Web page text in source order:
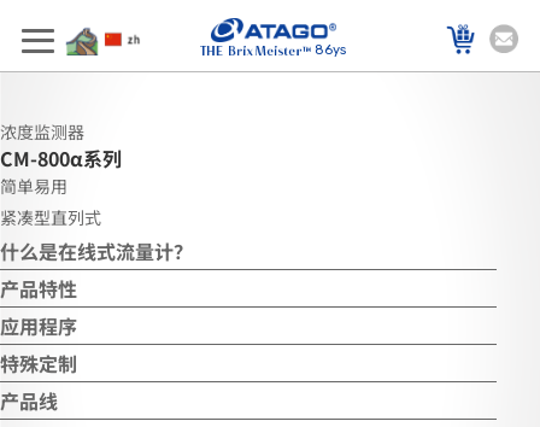
86ys
浓度监测器
CM-800α系列
简单易用
紧凑型直列式
什么是在线式流量计？
产品特性
应用程序
特殊定制
产品线